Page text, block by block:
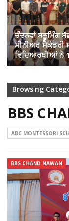
ਚੰਦਨਵਾਂ ਬਲੂਮਿੰਗ
ਸੀਨੀਅਰ ਸੈਕੰਡਰੀ
ਵਿਦਿਆਰਥੀਆਂ ਨੇ
Browsing
BBS
ABC MONTESSORI
BBS CHAND NAWAN